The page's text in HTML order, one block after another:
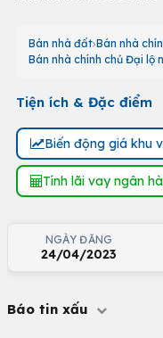
Bán nhà đất Bán nhà
Bán nhà chính chủ Đại lộ
Tiện ích & Đặc điểm
Biến động giá khu
Tính lãi vay ngân
NGÀY ĐĂNG
24/04/2023
Báo tin xấu